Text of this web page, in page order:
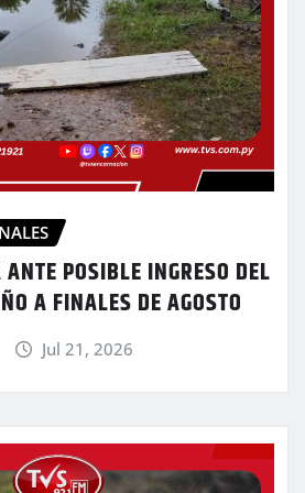
POSIBLE INGRESO DEL
A FINALES DE AGOSTO
Jul 21, 2026